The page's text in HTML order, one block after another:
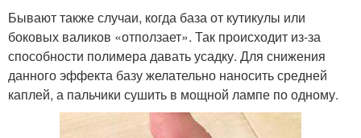
Бывают также случаи, когда база от кутикулы или
боковых валиков «отползает». Так происходит из-за
способности полимера давать усадку. Для снижения
данного эффекта базу желательно наносить средней
каплей, а пальчики сушить в мощной лампе по одному.